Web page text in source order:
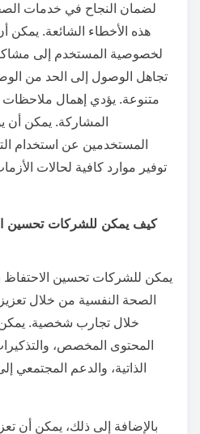
لضمان النجاح في خدمات
هذه الأخطاء الشائعة. يمكن
لخصوصية المستخدم إلى
تجاهل الوصول إلى الحد من
متنوعة. يؤدي إهمال
المشاركة. يمكن أن
المستخدمين عن استخدام
توفير موارد كافية لحالات
كيف يمكن للشركات تحسين
يمكن للشركات تحسين
الصحة النفسية من خلال
خلال تجارب شخصية. يمكن
المحتوى المخصص،
الذاتية، والدعم المجتمعي
بالإضافة إلى ذلك، يمكن أن